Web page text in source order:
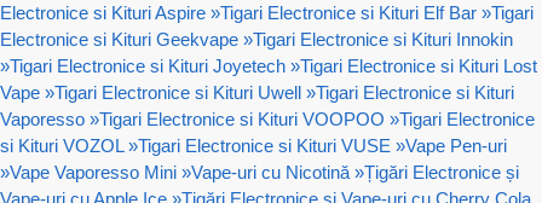
Electronice si Kituri Aspire »Tigari Electronice si Kituri Elf Bar »Tigari
Electronice si Kituri Geekvape »Tigari Electronice si Kituri Innokin
»Tigari Electronice si Kituri Joyetech »Tigari Electronice si Kituri Lost
Vape »Tigari Electronice si Kituri Uwell »Tigari Electronice si Kituri
Vaporesso »Tigari Electronice si Kituri VOOPOO »Tigari Electronice
si Kituri VOZOL »Tigari Electronice si Kituri VUSE »Vape Pen-uri
»Vape Vaporesso Mini »Vape-uri cu Nicotină »Țigări Electronice și
Vape-uri cu Apple Ice »Țigări Electronice și Vape-uri cu Cherry Cola